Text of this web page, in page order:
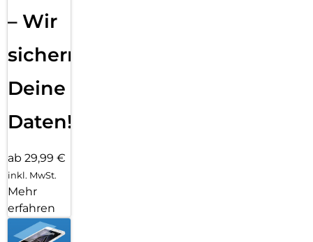
– Wir
sichern
Deine
Daten!
ab 29,99 €
inkl. MwSt.
Mehr
erfahren